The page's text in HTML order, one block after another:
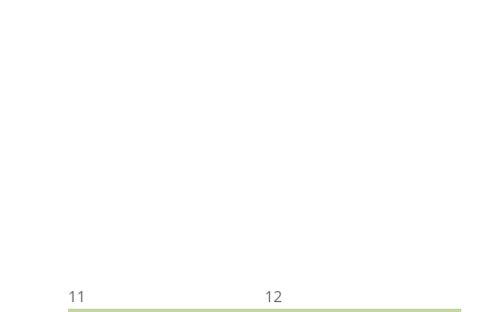
11 12